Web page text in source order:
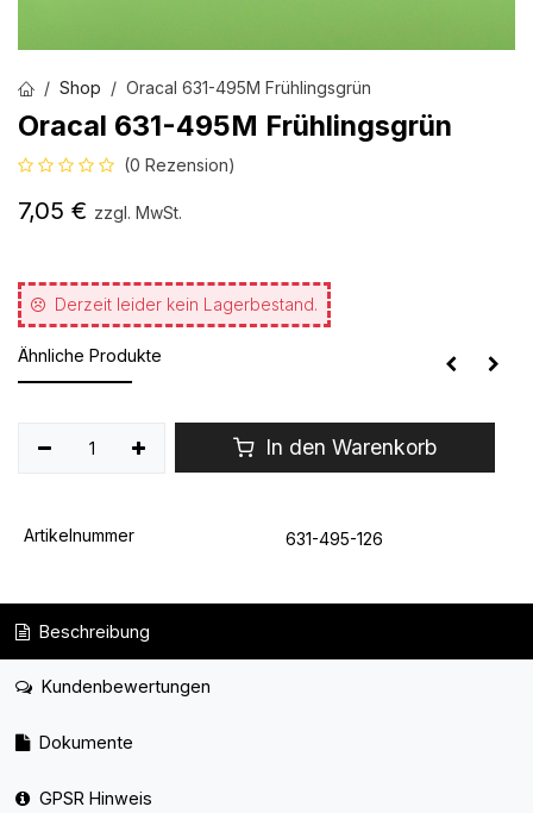
Shop Oracal 631-495M Frühlingsgrün
Oracal 631-495M Frühlingsgrün
(0 Rezension)
7,05 € zzgl. MwSt.
Derzeit leider kein Lagerbestand.
Ähnliche Produkte
In den Warenkorb
Artikelnummer 631-495-126
Beschreibung
Kundenbewertungen
Dokumente
GPSR Hinweis